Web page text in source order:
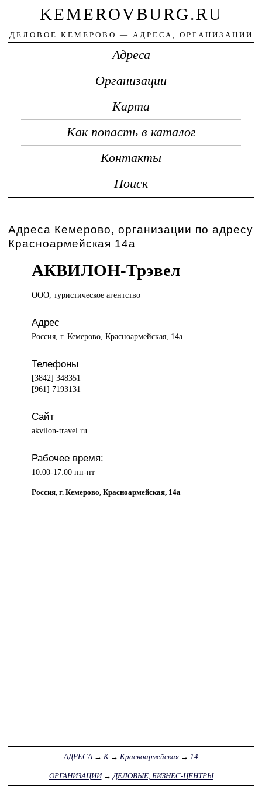
KEMEROVBURG.RU
ДЕЛОВОЕ КЕМЕРОВО — АДРЕСА, ОРГАНИЗАЦИИ
Адреса
Организации
Карта
Как попасть в каталог
Контакты
Поиск
Адреса Кемерово, организации по адресу
Красноармейская 14а
АКВИЛОН-Трэвел
ООО, туристическоеагентство
Адрес
Россия, г. Кемерово, Красноармейская, 14а
Телефоны
[3842] 348351
[961] 7193131
Сайт
akvilon-travel.ru
Рабочее время:
10:00-17:00 пн-пт
Россия, г. Кемерово, Красноармейская, 14а
АДРЕСА → К → Красноармейская → 14
ОРГАНИЗАЦИИ→ ДЕЛОВЫЕ, БИЗНЕС-ЦЕНТРЫ